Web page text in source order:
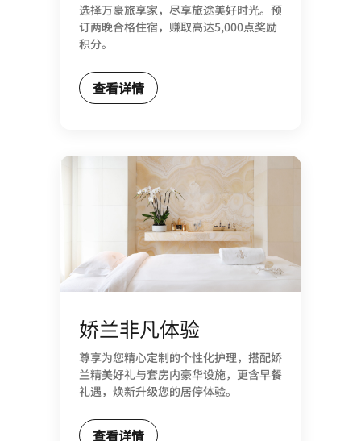
选择万豪旅享家，尽享旅途美好时光。预
订两晚合格住宿，赚取高达5,000点奖励
积分。
查看详情
娇兰非凡体验
尊享为您精心定制的个性化护理，搭配娇
兰精美好礼与套房内豪华设施，更含早餐
礼遇，焕新升级您的居停体验。
查看详情